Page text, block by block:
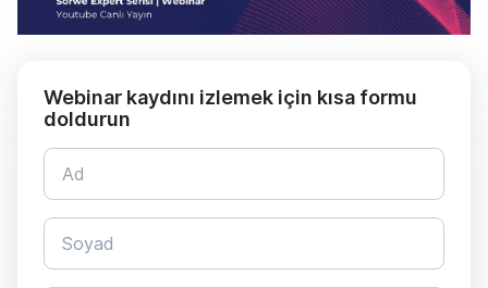
Webinar kaydını izlemek için kısa formu
doldurun